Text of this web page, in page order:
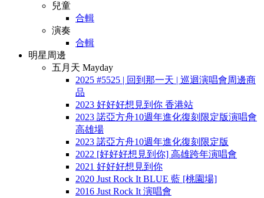
兒童
合輯
演奏
合輯
明星周邊
五月天 Mayday
2025 #5525 | 回到那一天 | 巡迴演唱會周邊商
品
2023 好好好想見到你 香港站
2023 諾亞方舟10週年進化復刻限定版演唱會
高雄場
2023 諾亞方舟10週年進化復刻限定版
2022 [好好好想見到你] 高雄跨年演唱會
2021 好好好想見到你
2020 Just Rock It BLUE 藍 [桃園場]
2016 Just Rock It 演唱會